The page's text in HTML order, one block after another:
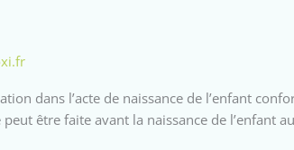
dans l’acte de naissance de l’enfant
être faite avant la naissance de l’enfant